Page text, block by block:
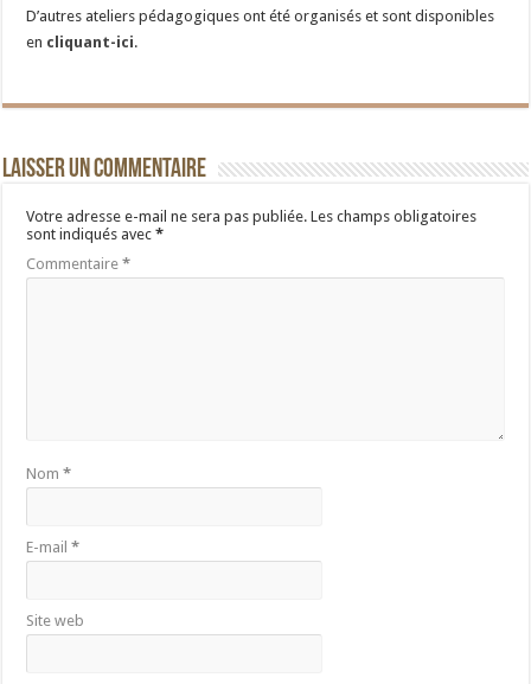
D’autres ateliers pédagogiques ont été organisés et sont disponibles
en cliquant-ici.
Laisser un commentaire
Votre adresse e-mail ne sera pas publiée. Les champs obligatoires
sont indiqués avec*
Commentaire*
Nom*
E-mail*
Site web